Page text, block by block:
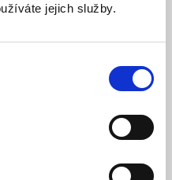
jejich služby.
19" 6U
2 154 Kč
Do košíku